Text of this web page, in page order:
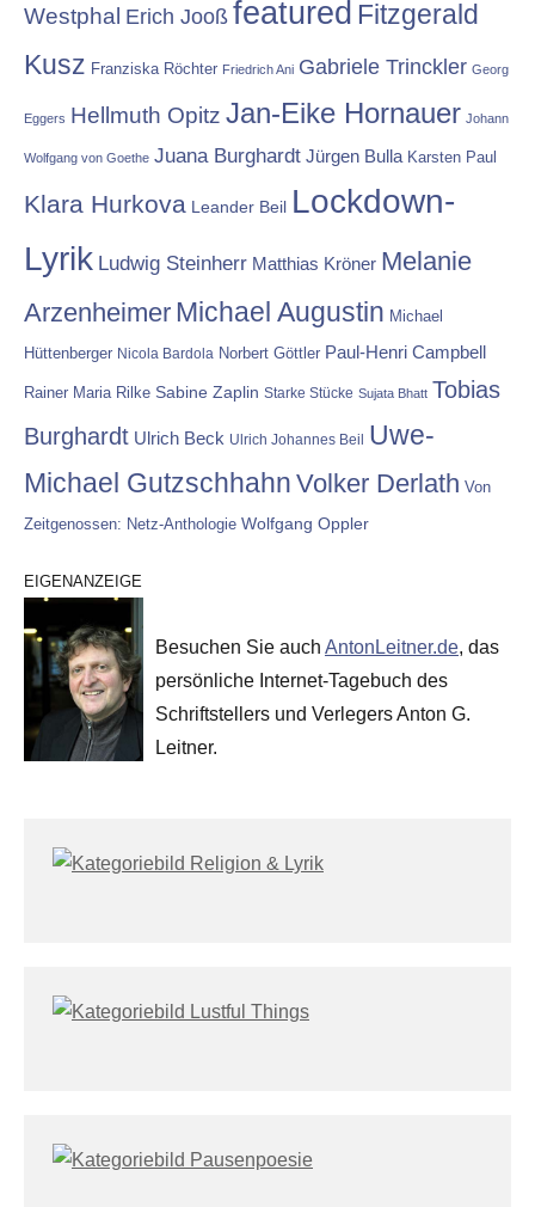
Westphal Erich Jooß featured Fitzgerald
Kusz Franziska Röchter Friedrich Ani Gabriele Trinckler Georg
Eggers Hellmuth Opitz Jan-Eike Hornauer Johann
Wolfgang von Goethe Juana Burghardt Jürgen Bulla Karsten Paul
Klara Hurkova Leander Beil Lockdown-
Lyrik Ludwig Steinherr Matthias Kröner Melanie
Arzenheimer Michael Augustin Michael
Hüttenberger Nicola Bardola Norbert Göttler Paul-Henri Campbell
Rainer Maria Rilke Sabine Zaplin Starke Stücke Sujata Bhatt Tobias
Burghardt Ulrich Beck Ulrich Johannes Beil
Uwe-
Michael Gutzschhahn Volker Derlath Von
Zeitgenossen: Netz-Anthologie Wolfgang Oppler
EIGENANZEIGE
Besuchen Sie auch AntonLeitner.de, das
persönliche Internet-Tagebuch des
Schriftstellers und Verlegers Anton G.
Leitner.